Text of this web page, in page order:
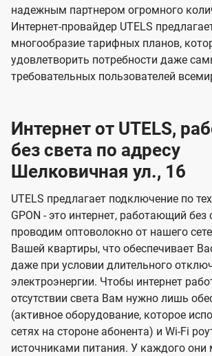
надежным партнером огромного
Интернет-провайдер UTELS
многообразие тарифных планов,
удовлетворить потребности даже
требовательных пользователей
Интернет от UTELS,
без света по адресу
Шелковичная ул., 16
UTELS предлагает подключение по
GPON - это интернет, работающий
проводим оптоволокно от нашего
Вашей квартиры, что обеспечивает
даже при условии длительного
электроэнергии. Чтобы интернет
отсутствии света Вам нужно лишь
(активное оборудование, которое
сетях на стороне абонента) и Wi-Fi
источниками питания. У каждого они